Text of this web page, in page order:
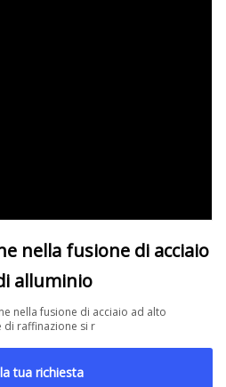
nella fusione di acciaio
alluminio
nella fusione di acciaio ad alto
di raffinazione si r
tua richiesta